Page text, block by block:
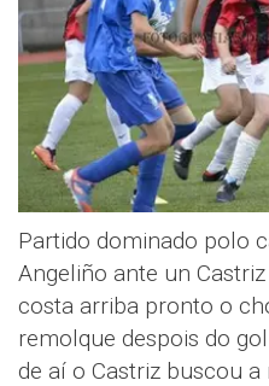
Partido dominado polo
Angeliño ante un
costa arriba pronto o
remolque despois do
de aí o Castriz buscou